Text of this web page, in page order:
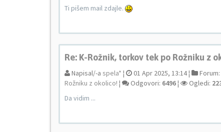
Ti pišem mail zdajle.
Re: K-Rožnik, torkov tek po Rožniku z
Napisal/-a spela* ¦ 01 Apr 2025, 13:14 ¦ Forum:
Rožniku z okolico! ¦ Odgovori: 6496¦ Ogledi:
Da vidim ...